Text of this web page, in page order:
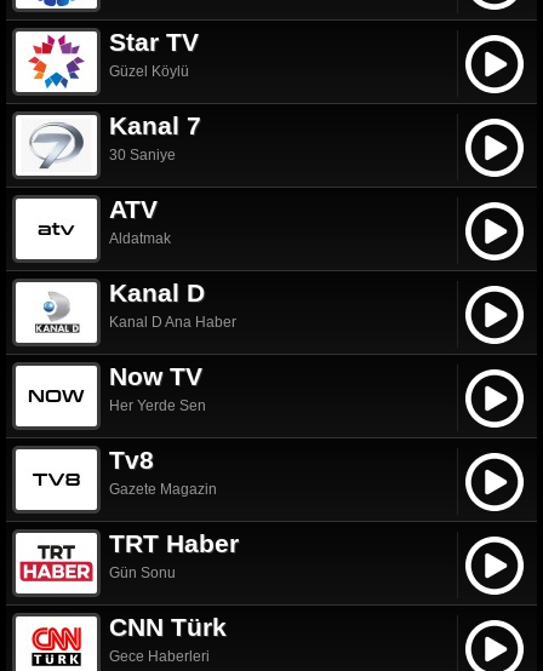
Star TV
Güzel Köylü
Kanal 7
30 Saniye
ATV
Aldatmak
Kanal D
Kanal D Ana Haber
Now TV
Her Yerde Sen
Tv8
Gazete Magazin
TRT Haber
Gün Sonu
CNN Türk
Gece Haberleri